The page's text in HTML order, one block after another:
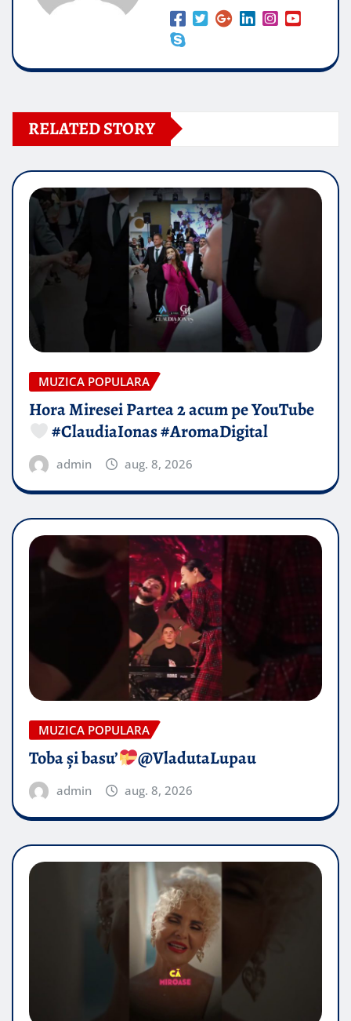
RELATED STORY
MUZICA POPULARA
Hora Miresei Partea 2 acum pe YouTube
#ClaudiaIonas #AromaDigital
admin aug. 8, 2026
MUZICA POPULARA
Toba și basu’ @VladutaLupau
admin aug. 8, 2026